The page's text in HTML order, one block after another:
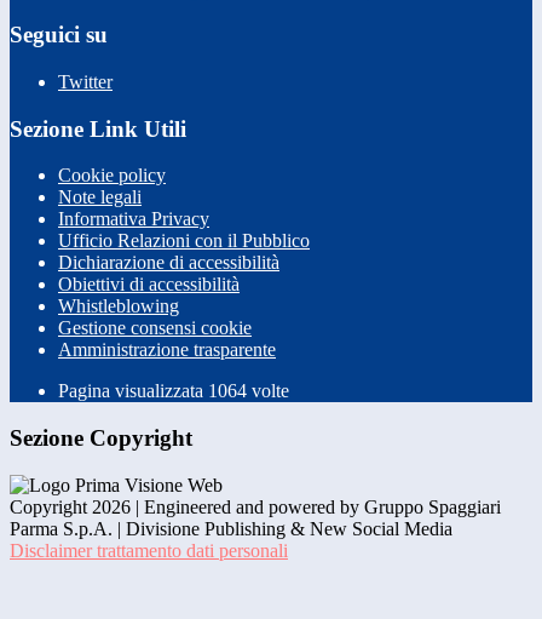
Seguici su
Twitter
Sezione Link Utili
Cookie policy
Note legali
Informativa Privacy
Ufficio Relazioni con il Pubblico
Dichiarazione di accessibilità
Obiettivi di accessibilità
Whistleblowing
Gestione consensi cookie
Amministrazione trasparente
Pagina visualizzata 1064 volte
Sezione Copyright
Copyright 2026 | Engineered and powered by Gruppo Spaggiari
Parma S.p.A. | Divisione Publishing & New Social Media
Disclaimer trattamento dati personali